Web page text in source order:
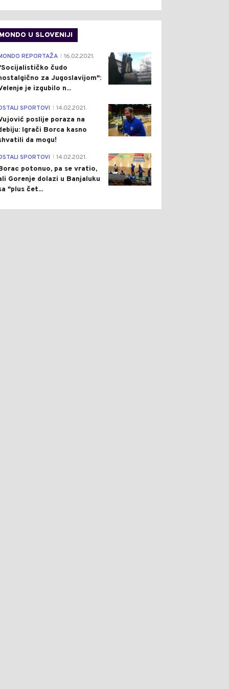
MONDO U SLOVENIJI
4
REPORTAŽA 16.02.2021.
čudo
za Jugoslavijom":
je izgubilo n...
1
SPORTOVI 14.02.2021.
poslije poraza na
Igrači Borca kasno
da mogu!
3
SPORTOVI 14.02.2021.
potonuo, pa se vratio,
Gorenje dolazi u Banjaluku
"plus čet...